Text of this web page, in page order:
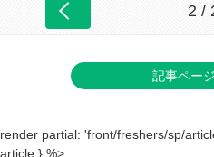
2 /
記事ペー
render partial: 'front/freshers/sp/
article } %>